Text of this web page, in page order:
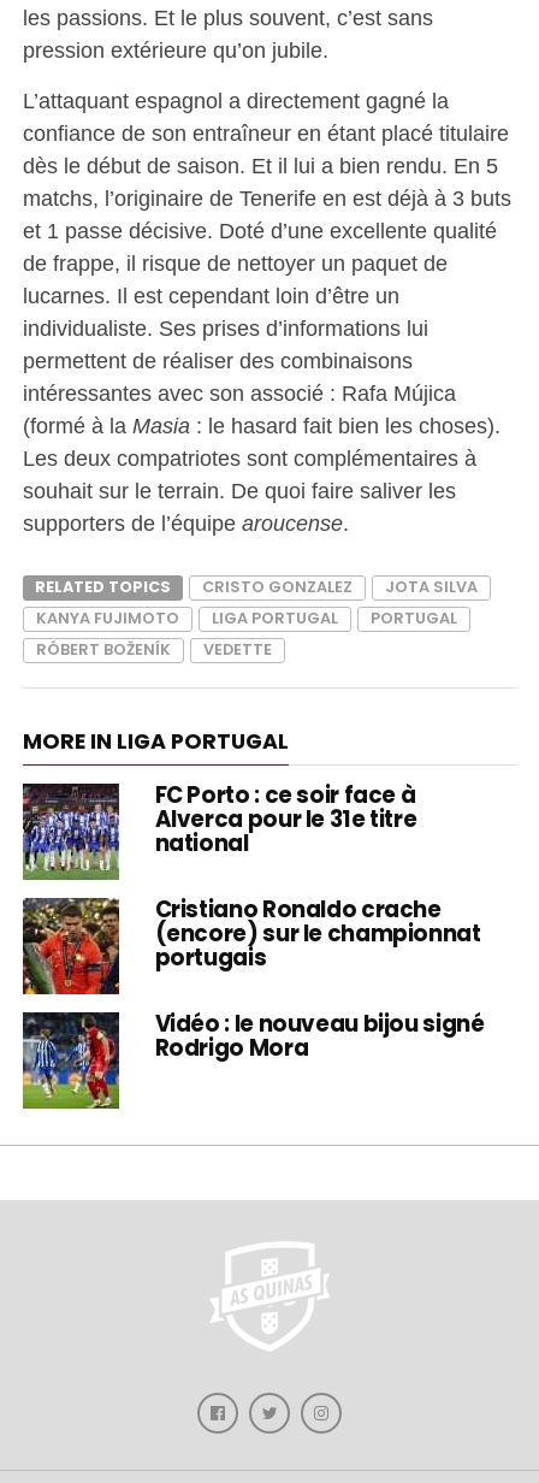
les passions. Et le plus souvent, c’est sans
pression extérieure qu’on jubile.
L’attaquant espagnol a directement gagné la
confiance de son entraîneur en étant placé titulaire
dès le début de saison. Et il lui a bien rendu. En 5
matchs, l’originaire de Tenerife en est déjà à 3 buts
et 1 passe décisive. Doté d’une excellente qualité
de frappe, il risque de nettoyer un paquet de
lucarnes. Il est cependant loin d’être un
individualiste. Ses prises d’informations lui
permettent de réaliser des combinaisons
intéressantes avec son associé : Rafa Mújica
(formé à la Masia: le hasard fait bien les choses).
Les deux compatriotes sont complémentaires à
souhait sur le terrain. De quoi faire saliver les
supporters de l’équipe aroucense.
RELATED TOPICS CRISTO GONZALEZ
JOTA SILVA
KANYA FUJIMOTO
LIGA PORTUGAL
PORTUGAL
RÓBERT BOŽENÍK
VEDETTE
MORE IN LIGA PORTUGAL
FC Porto : ce soir face à
Alverca pour le 31e titre
national
Cristiano Ronaldo crache
(encore) sur le championnat
portugais
Vidéo : le nouveau bijou signé
Rodrigo Mora